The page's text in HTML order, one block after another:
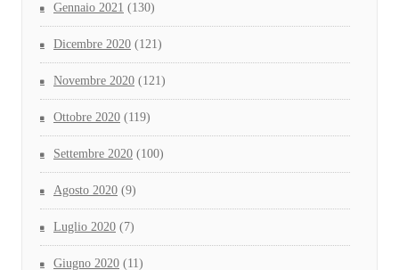
Gennaio 2021 (130)
Dicembre 2020 (121)
Novembre 2020 (121)
Ottobre 2020 (119)
Settembre 2020 (100)
Agosto 2020 (9)
Luglio 2020 (7)
Giugno 2020 (11)